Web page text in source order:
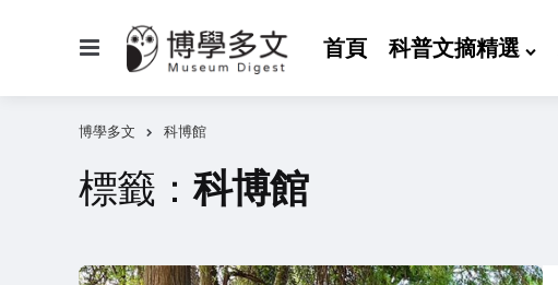
首頁 科普文摘精選
博學多文 科博館
標籤：科博館